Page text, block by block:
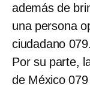
además de
una persona
ciudadano 079.
Por su parte,
de México